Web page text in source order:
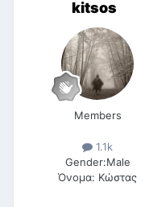
kitsos
Members
1.1k
Gender:Male
Όνομα: Κώστας